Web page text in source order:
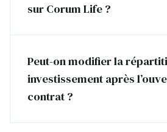
sur Corum Life ?
Peut-on modifier la
investissement après
contrat ?